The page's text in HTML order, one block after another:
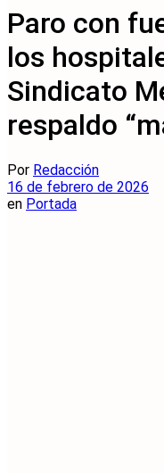
Paro con
los
Sindicato
respaldo
Por Redacción
16 de febrero de 2026
en Portada